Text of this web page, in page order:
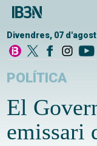
Divendres, 07
POLÍTICA
El
emissari